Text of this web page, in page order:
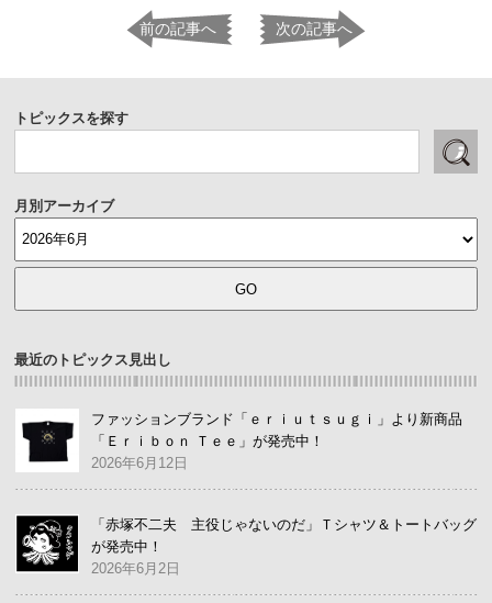
前の記事へ 次の記事へ
トピックスを探す
月別アーカイブ
最近のトピックス見出し
ファッションブランド「ｅｒｉｕｔｓｕｇｉ」より新商品
「Ｅｒｉｂｏｎ Ｔｅｅ」が発売中！
2026年6月12日
「赤塚不二夫 主役じゃないのだ」Ｔシャツ＆トートバッグ
が発売中！
2026年6月2日